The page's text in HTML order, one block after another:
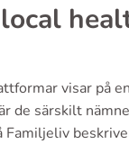
visar på
de särskilt
Familjeliv